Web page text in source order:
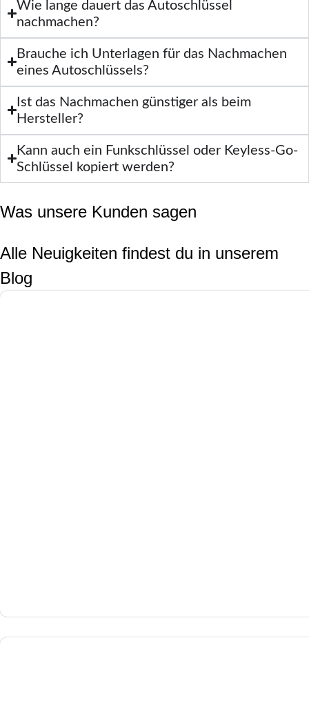
Wie lange dauert das Autoschlüssel
nachmachen?
Brauche ich Unterlagen für das Nachmachen
eines Autoschlüssels?
Ist das Nachmachen günstiger als beim
Hersteller?
Kann auch ein Funkschlüssel oder Keyless-Go-
Schlüssel kopiert werden?
Was unsere Kunden sagen
Alle Neuigkeiten findest du in unserem
Blog